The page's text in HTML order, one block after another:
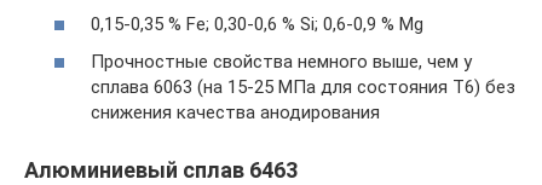
0,15-0,35 % Fe; 0,30-0,6 % Si; 0,6-0,9 % Mg
Прочностные свойства немного выше, чем у
сплава 6063 (на 15-25 МПа для состояния Т6) без
снижения качества анодирования
Алюминиевый сплав 6463